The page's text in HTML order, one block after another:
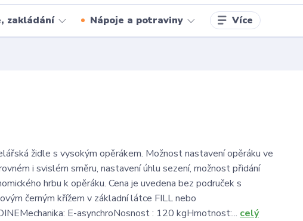
zakládání Nápoje a potraviny Více
židle s vysokým opěrákem. Možnost nastavení opěráku ve
i svislém směru, nastavení úhlu sezení, možnost přidání
hrbu k opěráku. Cena je uvedena bez područek s
černým křížem v základní látce FILL nebo
E-asynchroNosnost : 120 kgHmotnost:... celý